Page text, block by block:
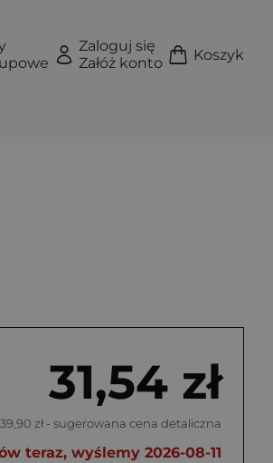
Zaloguj się
Załóż konto
Koszyk
31,54 zł
39,90 zł - sugerowana cena detaliczna
teraz, wyślemy 2026-08-11